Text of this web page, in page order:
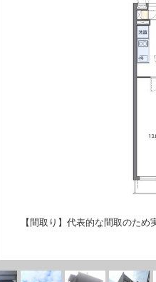
【間取り】代表的な間取のた